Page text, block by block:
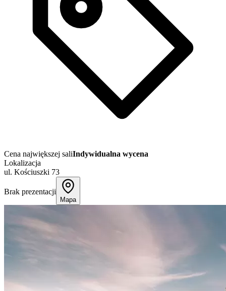
Cena największej saliIndywidualna wycena
Lokalizacja
ul. Kościuszki 73
Brak prezentacji
Mapa